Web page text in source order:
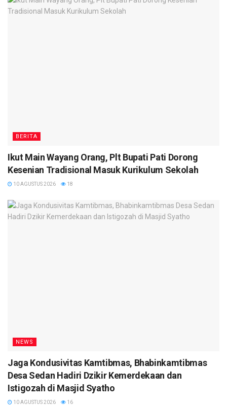
BERITA
Ikut Main Wayang Orang, Plt Bupati Pati Dorong
Kesenian Tradisional Masuk Kurikulum Sekolah
10 AGUSTUS 2026 18
NEWS
Jaga Kondusivitas Kamtibmas, Bhabinkamtibmas
Desa Sedan Hadiri Dzikir Kemerdekaan dan
Istigozah di Masjid Syatho
10 AGUSTUS 2026 16